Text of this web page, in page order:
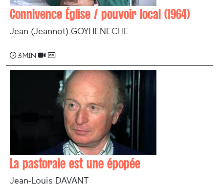
Connivence Église / pouvoir local (1964)
Jean (Jeannot) GOYHENECHE
3 min
La pastorale est une épopée
Jean-Louis DAVANT